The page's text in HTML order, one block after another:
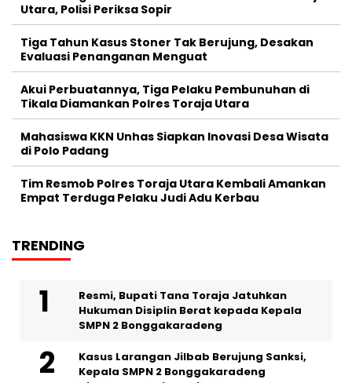
Utara, Polisi Periksa Sopir
Tiga Tahun Kasus Stoner Tak Berujung, Desakan
Evaluasi Penanganan Menguat
Akui Perbuatannya, Tiga Pelaku Pembunuhan di
Tikala Diamankan Polres Toraja Utara
Mahasiswa KKN Unhas Siapkan Inovasi Desa Wisata
di Polo Padang
Tim Resmob Polres Toraja Utara Kembali Amankan
Empat Terduga Pelaku Judi Adu Kerbau
TRENDING
Resmi, Bupati Tana Toraja Jatuhkan
Hukuman Disiplin Berat kepada Kepala
SMPN 2 Bonggakaradeng
Kasus Larangan Jilbab Berujung Sanksi,
Kepala SMPN 2 Bonggakaradeng